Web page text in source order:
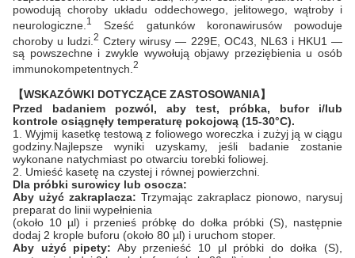
powodują choroby układu oddechowego, jelitowego, wątroby i
neurologiczne. 1
Sześć gatunków koronawirusów powoduje
choroby u ludzi.2 Cztery wirusy — 229E, OC43, NL63 i HKU1 —
są powszechne i zwykle wywołują objawy przeziębienia u osób
immunokompetentnych. 2
【WSKAZÓWKI DOTYCZĄCE ZASTOSOWANIA】
Przed badaniem pozwól, aby test, próbka, bufor i/lub
kontrole osiągnęły temperaturę pokojową (15-30°C).
1. Wyjmij kasetkę testową z foliowego woreczka i zużyj ją w ciągu
godziny.Najlepsze wyniki uzyskamy, jeśli badanie zostanie
wykonane natychmiast po otwarciu torebki foliowej.
2. Umieść kasetę na czystej i równej powierzchni.
Dla próbki surowicy lub osocza:
Aby użyć zakraplacza: Trzymając zakraplacz pionowo, narysuj
preparat do linii wypełnienia
(około 10 µl) i przenieś próbkę do dołka próbki (S), następnie
dodaj 2 krople buforu (około 80 µl) i uruchom stoper.
Aby użyć pipety: Aby przenieść 10 μl próbki do dołka (S),